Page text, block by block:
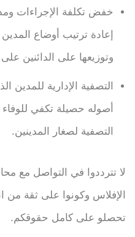
خفض تكلفة الإجراءات
إعادة ترتيب أوضاع
وتوزيعها على الدائنين
التصفية الإدارية للمدين
أصوله حصيلة تكفي
التصفية لصغار المدينين.
لا تترددوا في التواصل مع
الإفلاس وكونوا على ثقة
تحصلو على كامل حقوقكم.